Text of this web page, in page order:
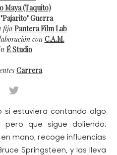
Maya (Taquito)
Guerra
fija Pantera Film Lab
con C.A.M.
É Studio
Carrera
si estuviera contando algo
que sigue doliendo.
mano, recoge influencias
Springsteen, y las lleva